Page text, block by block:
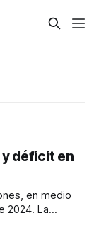
déficit en
en medio
2024. La